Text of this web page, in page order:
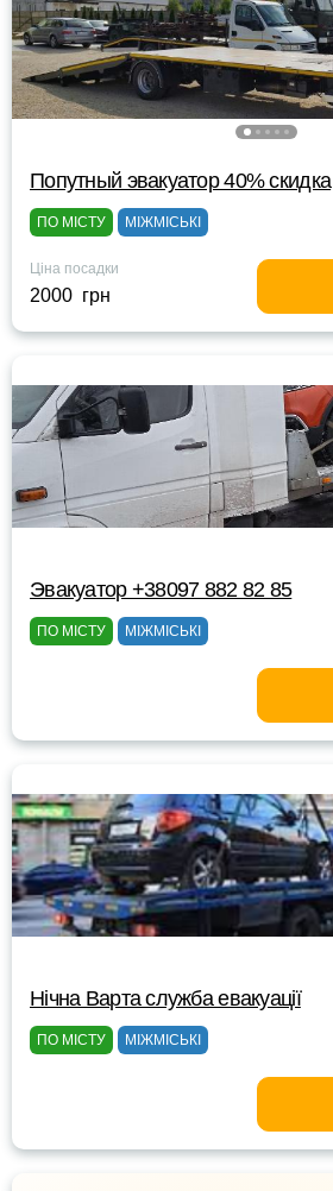
Попутный эвакуатор 40% скидка
ПО МІСТУ МІЖМІСЬКІ
Ціна посадки
2000 грн
Эвакуатор +38097 882 82 85
ПО МІСТУ МІЖМІСЬКІ
Нічна Варта служба евакуації
ПО МІСТУ МІЖМІСЬКІ